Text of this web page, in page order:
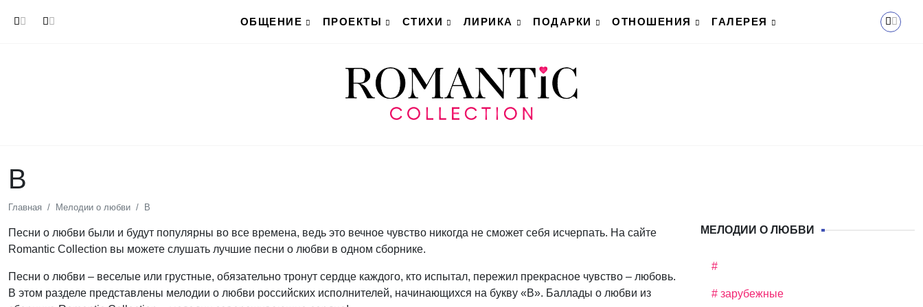
ОБЩЕНИЕ
ПРОЕКТЫ СТИХИ ЛИРИКА ПОДАРКИ ОТНОШЕНИЯ ГАЛЕРЕЯ
В
Главная Мелодии о любви В
Песни о любви были и будут популярны во все времена, ведь это вечное чувство никогда не сможет себя исчерпать. На сайте
Romantic Collection вы можете слушать лучшие песни о любви в одном сборнике.
Песни о любви – веселые или грустные, обязательно тронут сердце каждого, кто испытал, пережил прекрасное чувство – любовь.
В этом разделе представлены мелодии о любви российских исполнителей, начинающихся на букву «В». Баллады о любви из
МЕЛОДИИ О ЛЮБВИ
#
# зарубежные